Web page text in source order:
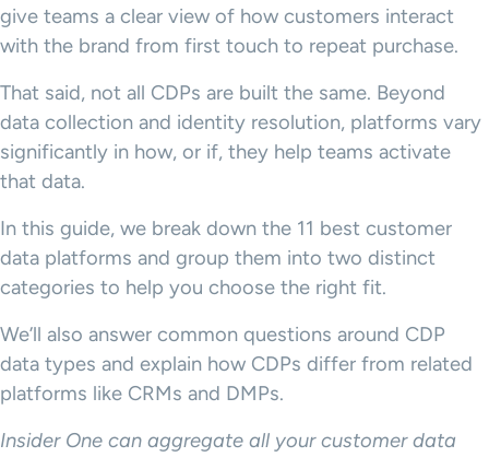
give teams a clear view of how customers interact
with the brand from first touch to repeat purchase.
That said, not all CDPs are built the same. Beyond
data collection and identity resolution, platforms vary
significantly in how, or if, they help teams activate
that data.
In this guide, we break down the 11 best customer
data platforms and group them into two distinct
categories to help you choose the right fit.
We’ll also answer common questions around CDP
data types and explain how CDPs differ from related
platforms like CRMs and DMPs.
Insider One can aggregate all your customer data